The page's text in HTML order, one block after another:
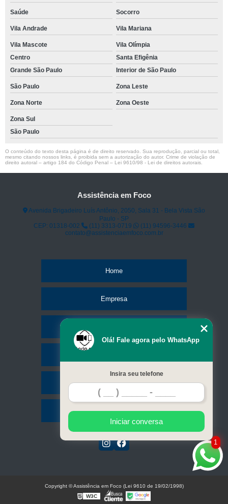
Saúde Socorro
Vila Andrade Vila Mariana
Vila Mascote
Vila Olímpia
Centro
Santa Efigênia
Grande São Paulo
Interior de São Paulo
São Paulo Zona Leste
Zona Norte Zona Oeste
Zona Sul
São Paulo
O conteúdo do texto desta página é de direito reservado. Sua reprodução, parcial ou total,
mesmo citando nossos links, é proibida sem a autorização do autor. Crime de violação de
direito autoral – artigo 184 do Código Penal – Lei 9610/98 - Lei de direitos autorais
Assistência em Foco
Avenida Brigadeiro Luís Antônio, 2050, Sala 31 - Bela Vista São
Paulo - SP
CEP: 01318-002
(11) 3313-0719
(11) 94596-3446
contato@assistenciaemfoco.com.br
Home
Empresa
Contato
Mapa do site
1
Olá! Fale agora pelo WhatsApp
Insira seu telefone
Iniciar conversa
Copyright © Assistência em Foco (Lei 9610 de 19/02/1998)
W3C